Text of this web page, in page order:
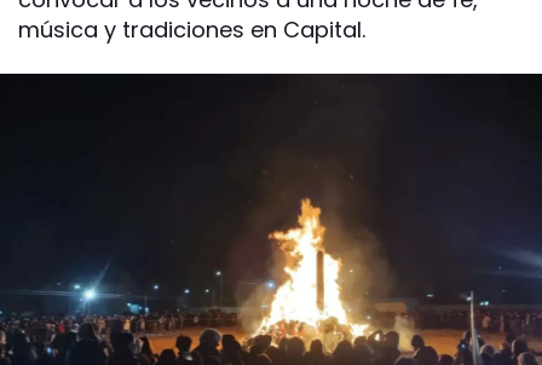
música y tradiciones en Capital.